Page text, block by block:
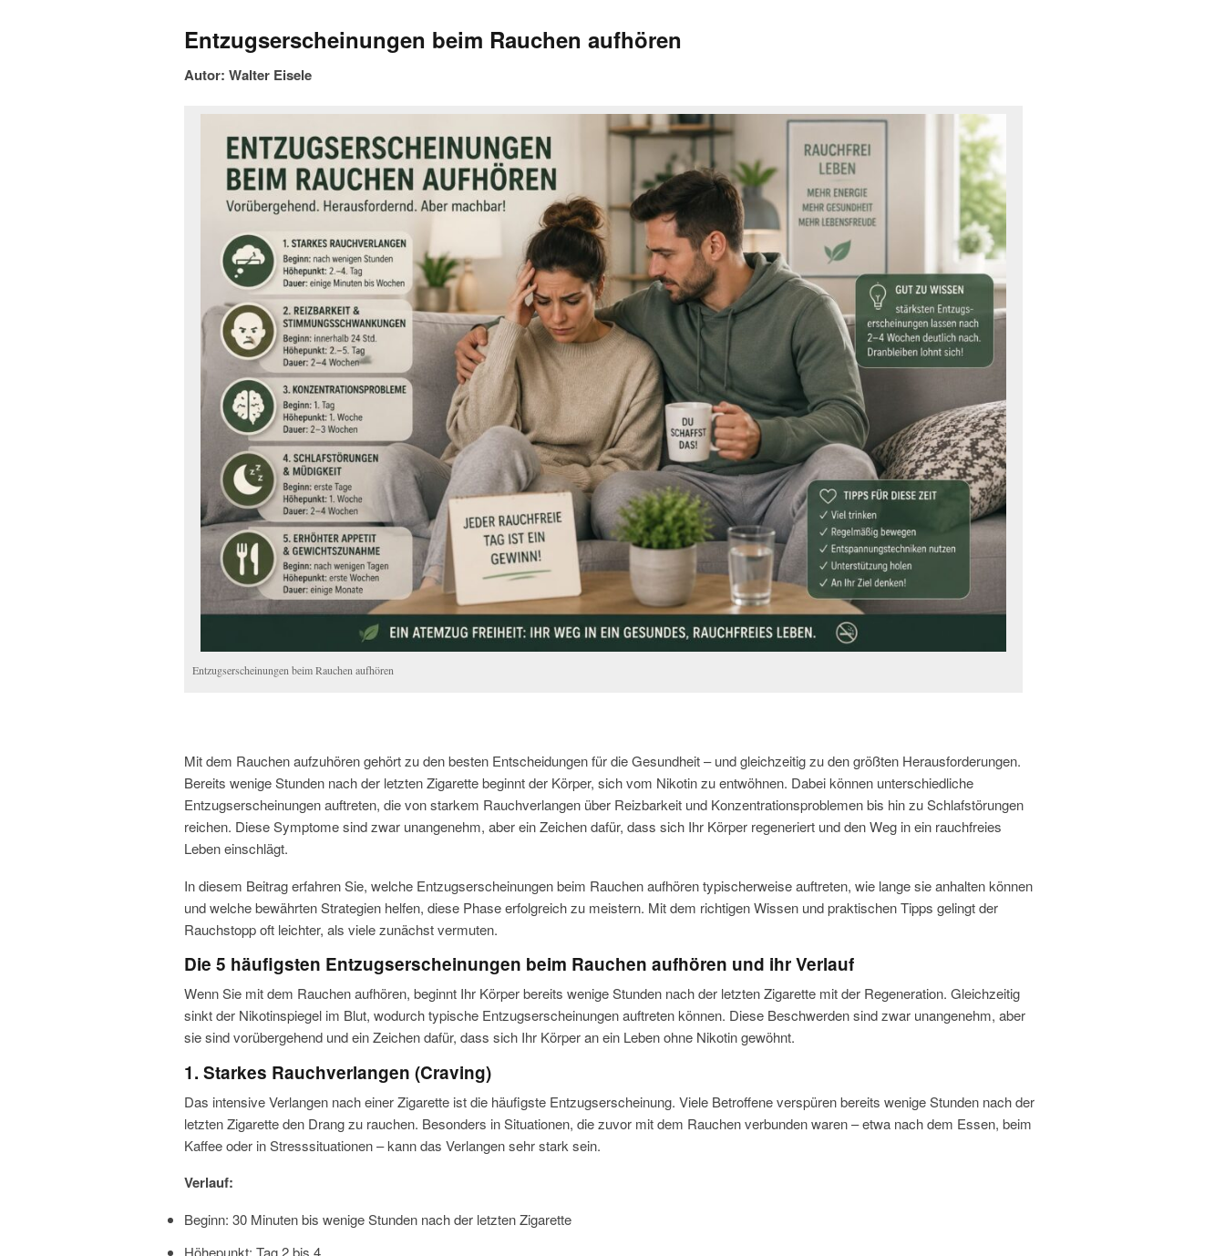
Entzugserscheinungen beim Rauchen aufhören
Autor: Walter Eisele
Entzugserscheinungen beim Rauchen aufhören
Mit dem Rauchen aufzuhören gehört zu den besten Entscheidungen für die Gesundheit – und gleichzeitig zu den größten Herausforderungen.
Bereits wenige Stunden nach der letzten Zigarette beginnt der Körper, sich vom Nikotin zu entwöhnen. Dabei können unterschiedliche
Entzugserscheinungen auftreten, die von starkem Rauchverlangen über Reizbarkeit und Konzentrationsproblemen bis hin zu Schlafstörungen
reichen. Diese Symptome sind zwar unangenehm, aber ein Zeichen dafür, dass sich Ihr Körper regeneriert und den Weg in ein rauchfreies
Leben einschlägt.
In diesem Beitrag erfahren Sie, welche Entzugserscheinungen beim Rauchen aufhören typischerweise auftreten, wie lange sie anhalten können
und welche bewährten Strategien helfen, diese Phase erfolgreich zu meistern. Mit dem richtigen Wissen und praktischen Tipps gelingt der
Rauchstopp oft leichter, als viele zunächst vermuten.
Die 5 häufigsten Entzugserscheinungen beim Rauchen aufhören und ihr Verlauf
Wenn Sie mit dem Rauchen aufhören, beginnt Ihr Körper bereits wenige Stunden nach der letzten Zigarette mit der Regeneration. Gleichzeitig
sinkt der Nikotinspiegel im Blut, wodurch typische Entzugserscheinungen auftreten können. Diese Beschwerden sind zwar unangenehm, aber
sie sind vorübergehend und ein Zeichen dafür, dass sich Ihr Körper an ein Leben ohne Nikotin gewöhnt.
1. Starkes Rauchverlangen (Craving)
Das intensive Verlangen nach einer Zigarette ist die häufigste Entzugserscheinung. Viele Betroffene verspüren bereits wenige Stunden nach der
letzten Zigarette den Drang zu rauchen. Besonders in Situationen, die zuvor mit dem Rauchen verbunden waren – etwa nach dem Essen, beim
Kaffee oder in Stresssituationen – kann das Verlangen sehr stark sein.
Verlauf:
Beginn: 30 Minuten bis wenige Stunden nach der letzten Zigarette
Höhepunkt: Tag 2 bis 4